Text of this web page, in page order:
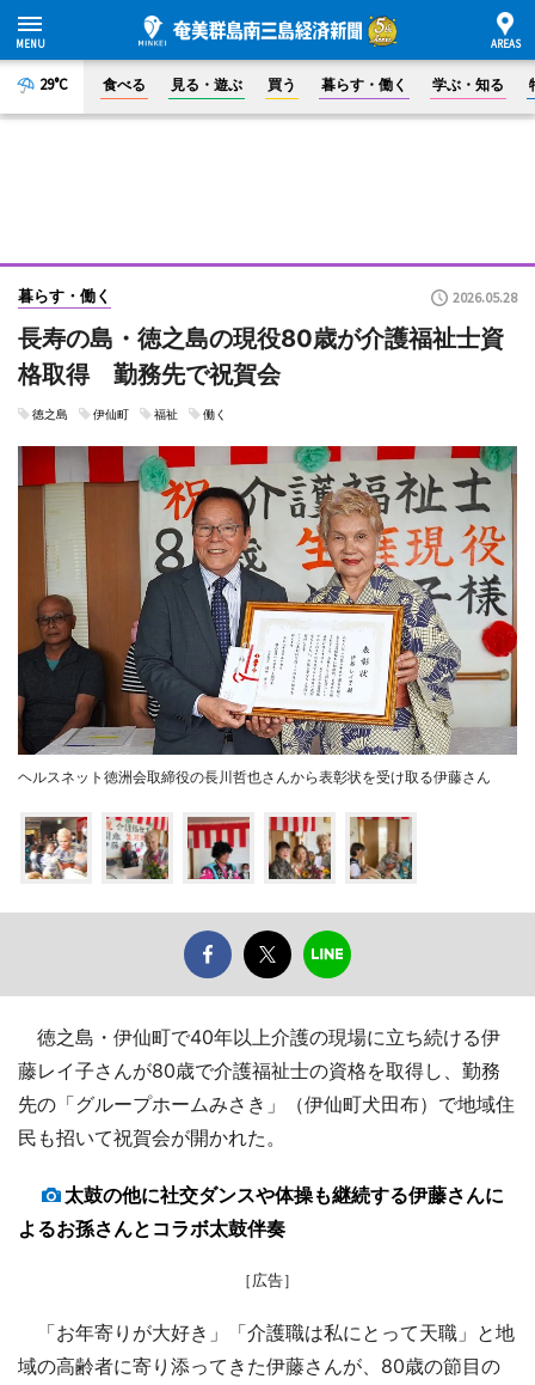
29°C 食べる 見る・遊ぶ 買う 暮らす・働く 学ぶ・知る
暮らす・働く 2026.05.28
長寿の島・徳之島の現役80歳が介護福祉士資
格取得 勤務先で祝賀会
徳之島 伊仙町 福祉 働く
ヘルスネット徳洲会取締役の長川哲也さんから表彰状を受け取る伊藤さん
徳之島・伊仙町で40年以上介護の現場に立ち続ける伊
藤レイ子さんが80歳で介護福祉士の資格を取得し、勤務
先の「グループホームみさき」（伊仙町犬田布）で地域住
民も招いて祝賀会が開かれた。
太鼓の他に社交ダンスや体操も継続する伊藤さんに
よるお孫さんとコラボ太鼓伴奏
［広告］
「お年寄りが大好き」「介護職は私にとって天職」と地
域の高齢者に寄り添ってきた伊藤さんが、80歳の節目の